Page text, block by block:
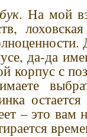
. На мой
да-да
корпус с
– это вам